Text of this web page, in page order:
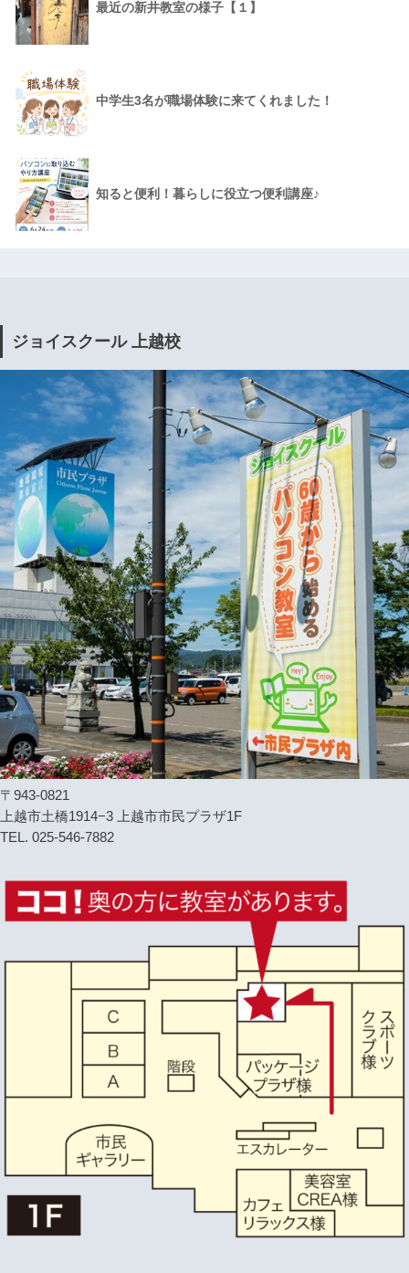
最近の新井教室の様子【１】
中学生3名が職場体験に来てくれました！
知ると便利！暮らしに役立つ便利講座♪
ジョイスクール 上越校
〒943-0821
上越市土橋1914−3 上越市市民プラザ1F
TEL. 025-546-7882